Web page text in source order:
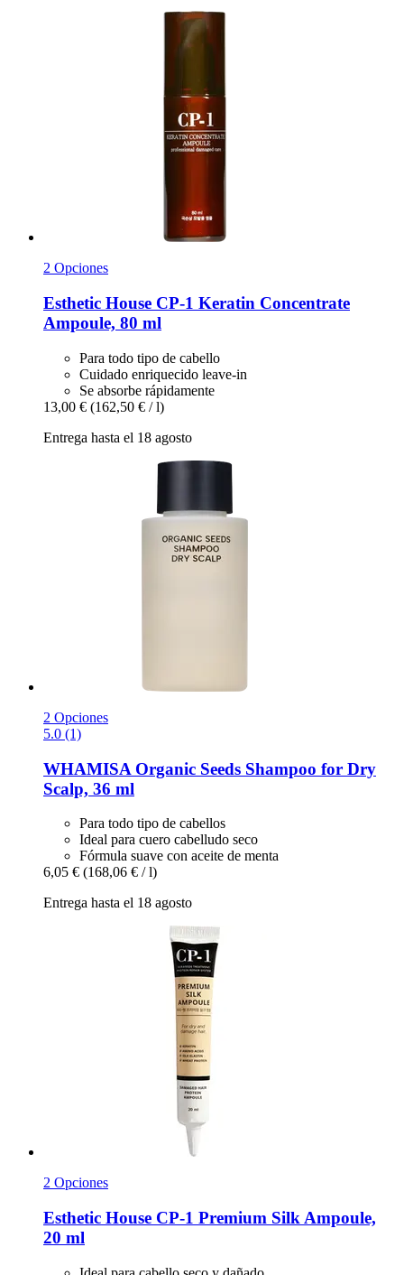
2 Opciones
Esthetic House CP-​1 Keratin Concentrate
Ampoule, 80 ml
Para todo tipo de cabello
Cuidado enriquecido leave-in
Se absorbe rápidamente
13,00 € (162,50 € / l)
Entrega hasta el 18 agosto
2 Opciones
5.0 (1)
WHAMISA Organic Seeds Shampoo for Dry
Scalp, 36 ml
Para todo tipo de cabellos
Ideal para cuero cabelludo seco
Fórmula suave con aceite de menta
6,05 € (168,06 € / l)
Entrega hasta el 18 agosto
2 Opciones
Esthetic House CP-​1 Premium Silk Ampoule,
20 ml